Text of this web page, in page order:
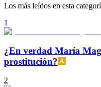
Los más leídos en esta
1
¿En verdad María
prostitución?
2